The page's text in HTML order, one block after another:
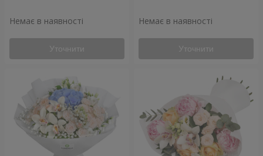
Немає в наявності
Уточнити
Немає в наявності
Уточнити